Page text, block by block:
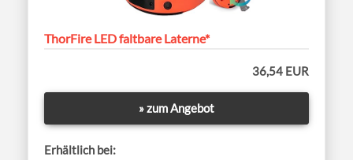
ThorFire LED faltbare Laterne*
36,54 EUR
» zum Angebot
Erhältlich bei: